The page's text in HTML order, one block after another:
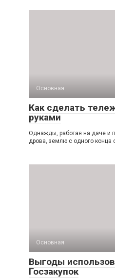
Основная
Как сделать
руками
Однажды, работая на даче и
дрова, землю с одного конца
Основная
Выгоды
Госзакупок